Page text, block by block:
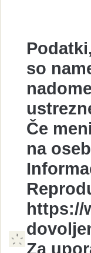
so
Če
na
https://
Za